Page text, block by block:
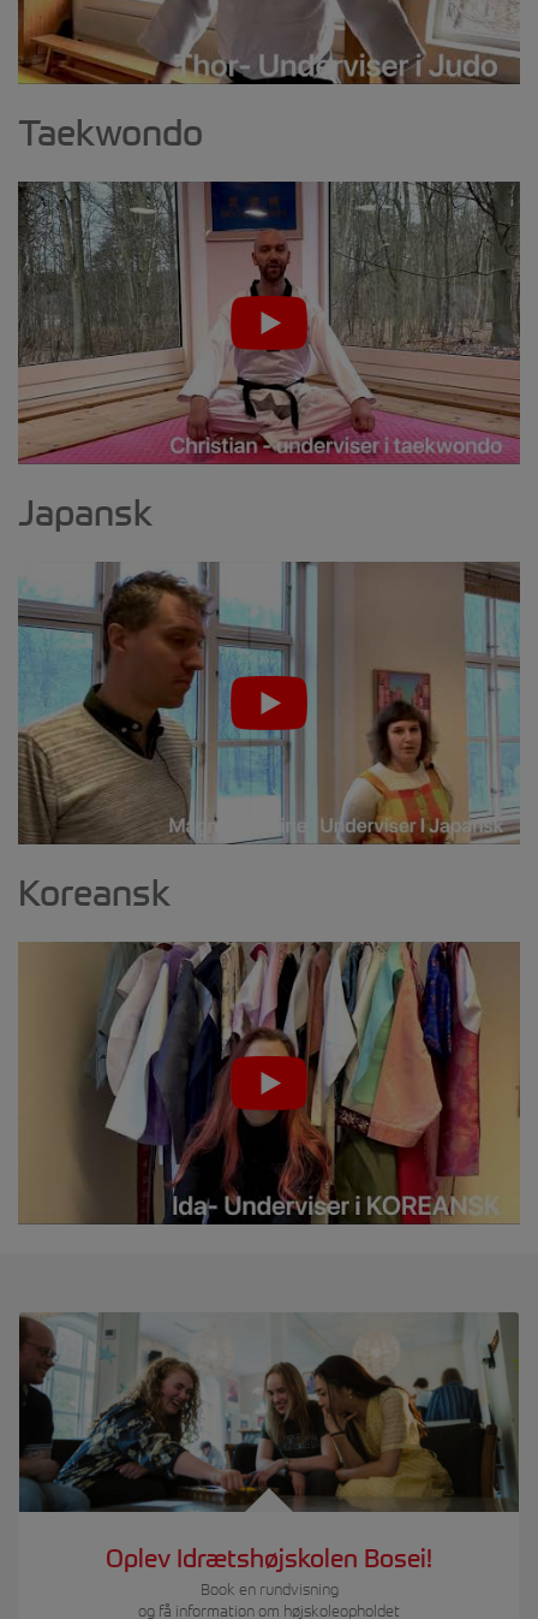
Taekwondo
Japansk
Koreansk
Oplev Idrætshøjskolen Bosei!
Book en rundvisning
og få information om højskoleopholdet